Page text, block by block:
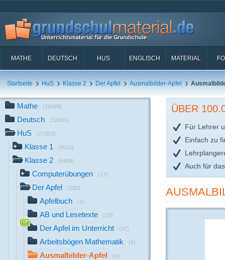
MATHE DEUTSCH HUS ENGLISCH MATERIAL
Startseite HuS Klasse 2 Der Apfel Ausmalbilder-Apfel
Mathe (19489)
Deutsch (32381)
HuS (27853)
Klasse 1 (6011)
Klasse 2 (6409)
Computerübungen (17)
Der Apfel (182)
Apfelbuch (1)
AB und Lesetexte (10)
Der Apfel im Unterricht (47)
Arbeitsbögen Mathematik (5)
Ausmalbilder-Apfel (30)
ÜBER
Für Lehrer
Einfach zu
Auch für